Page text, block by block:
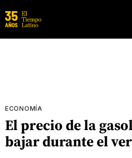
ECONOMÍA
El precio de la
bajar durante el